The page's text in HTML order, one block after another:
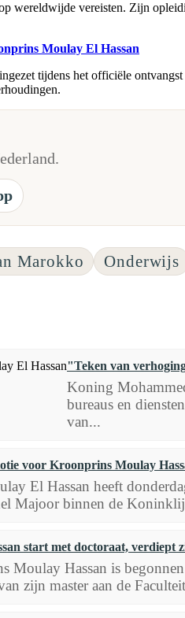
wereldwijde vereisten. Zijn
Moulay El Hassan
tijdens het officiële ontvangst
Marokko Onderwijs
"Teken van
Koning
bureaus en
van...
voor Kroonprins Moulay
El Hassan heeft
Majoor binnen de
start met doctoraat, verdiept
Moulay Hassan is
zijn master aan de